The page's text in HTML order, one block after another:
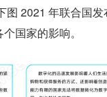
2021 年联合国
国家的影响。